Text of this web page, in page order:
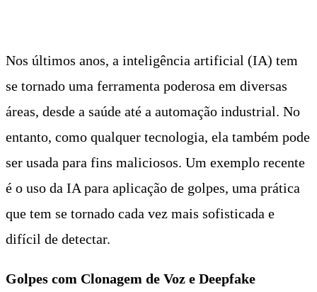
Nos últimos anos, a inteligência artificial (IA) tem
se tornado uma ferramenta poderosa em diversas
áreas, desde a saúde até a automação industrial. No
entanto, como qualquer tecnologia, ela também pode
ser usada para fins maliciosos. Um exemplo recente
é o uso da IA para aplicação de golpes, uma prática
que tem se tornado cada vez mais sofisticada e
difícil de detectar.
Golpes com Clonagem de Voz e Deepfake